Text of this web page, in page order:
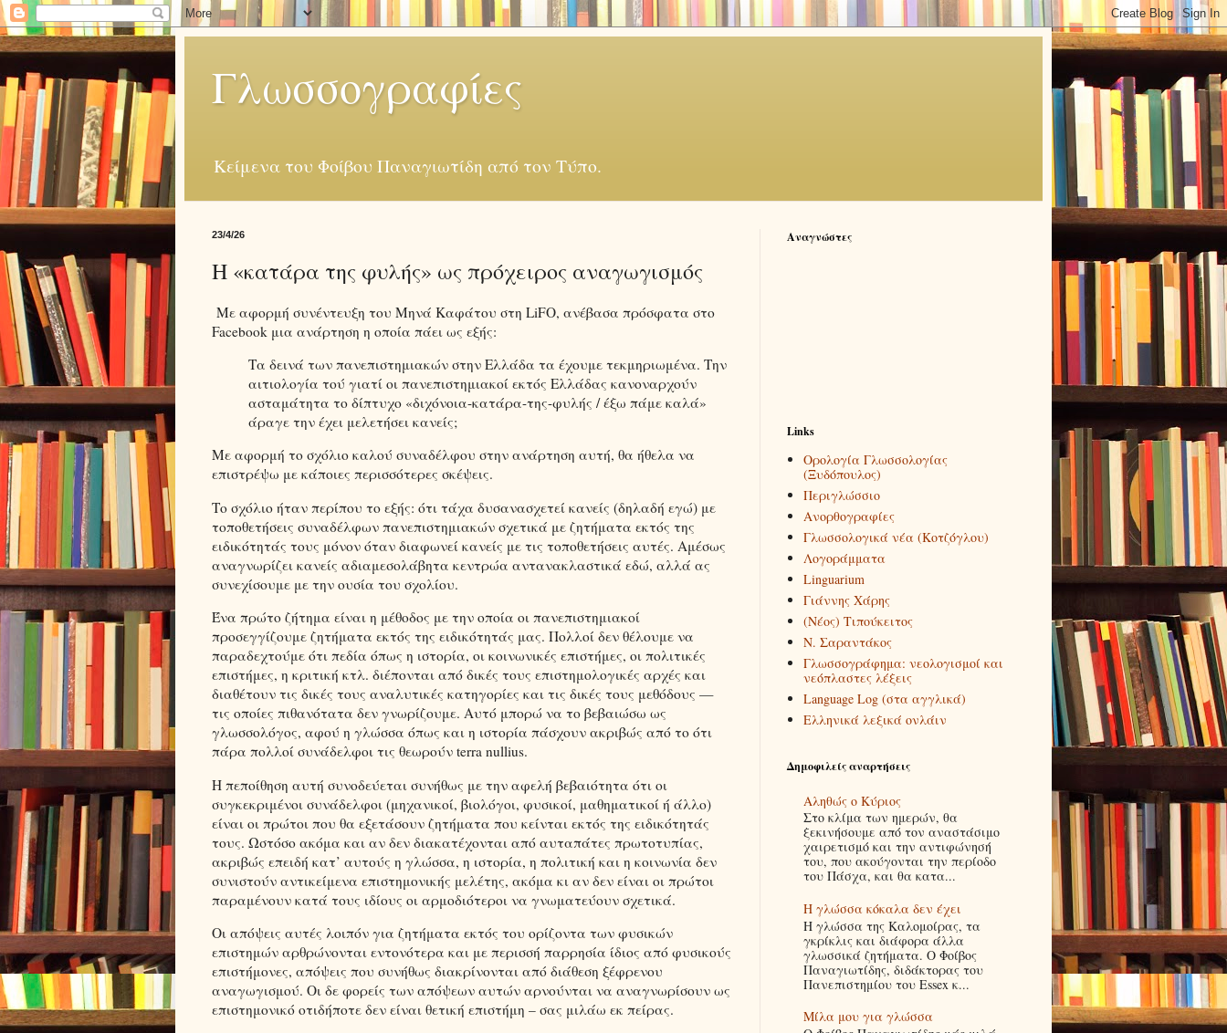
Γλωσσογραφίες
Κείμενα του Φοίβου Παναγιωτίδη από τον Τύπο.
23/4/26
Η «κατάρα της φυλής» ως πρόχειρος αναγωγισμός
Με αφορμή συνέντευξη του Μηνά Καφάτου στη LiFO, ανέβασα πρόσφατα στο
Facebook μια ανάρτηση η οποία πάει ως εξής:
Τα δεινά των πανεπιστημιακών στην Ελλάδα τα έχουμε τεκμηριωμένα. Την
αιτιολογία τού γιατί οι πανεπιστημιακοί εκτός Ελλάδας κανοναρχούν
ασταμάτητα το δίπτυχο «διχόνοια-κατάρα-της-φυλής / έξω πάμε καλά»
άραγε την έχει μελετήσει κανείς;
Με αφορμή το σχόλιο καλού συναδέλφου στην ανάρτηση αυτή, θα ήθελα να
επιστρέψω με κάποιες περισσότερες σκέψεις.
Το σχόλιο ήταν περίπου το εξής: ότι τάχα δυσανασχετεί κανείς (δηλαδή εγώ) με
τοποθετήσεις συναδέλφων πανεπιστημιακών σχετικά με ζητήματα εκτός της
ειδικότητάς τους μόνον όταν διαφωνεί κανείς με τις τοποθετήσεις αυτές. Αμέσως
αναγνωρίζει κανείς αδιαμεσολάβητα κεντρώα αντανακλαστικά εδώ, αλλά ας
συνεχίσουμε με την ουσία του σχολίου.
Ένα πρώτο ζήτημα είναι η μέθοδος με την οποία οι πανεπιστημιακοί
προσεγγίζουμε ζητήματα εκτός της ειδικότητάς μας. Πολλοί δεν θέλουμε να
παραδεχτούμε ότι πεδία όπως η ιστορία, οι κοινωνικές επιστήμες, οι πολιτικές
επιστήμες, η κριτική κτλ. διέπονται από δικές τους επιστημολογικές αρχές και
διαθέτουν τις δικές τους αναλυτικές κατηγορίες και τις δικές τους μεθόδους —
τις οποίες πιθανότατα δεν γνωρίζουμε. Αυτό μπορώ να το βεβαιώσω ως
γλωσσολόγος, αφού η γλώσσα όπως και η ιστορία πάσχουν ακριβώς από το ότι
πάρα πολλοί συνάδελφοι τις θεωρούν terra nullius.
Η πεποίθηση αυτή συνοδεύεται συνήθως με την αφελή βεβαιότητα ότι οι
συγκεκριμένοι συνάδελφοι (μηχανικοί, βιολόγοι, φυσικοί, μαθηματικοί ή άλλο)
είναι οι πρώτοι που θα εξετάσουν ζητήματα που κείνται εκτός της ειδικότητάς
τους. Ωστόσο ακόμα και αν δεν διακατέχονται από αυταπάτες πρωτοτυπίας,
ακριβώς επειδή κατ’ αυτούς η γλώσσα, η ιστορία, η πολιτική και η κοινωνία δεν
συνιστούν αντικείμενα επιστημονικής μελέτης, ακόμα κι αν δεν είναι οι πρώτοι
παραμένουν κατά τους ιδίους οι αρμοδιότεροι να γνωματεύουν σχετικά.
Οι απόψεις αυτές λοιπόν για ζητήματα εκτός του ορίζοντα των φυσικών
επιστημών αρθρώνονται εντονότερα και με περισσή παρρησία ίδιος από φυσικούς
επιστήμονες, απόψεις που συνήθως διακρίνονται από διάθεση ξέφρενου
αναγωγισμού. Οι δε φορείς των απόψεων αυτών αρνούνται να αναγνωρίσουν ως
επιστημονικό οτιδήποτε δεν είναι θετική επιστήμη – σας μιλάω εκ πείρας.
Αναγνώστες
Links
Ορολογία Γλωσσολογίας
(Ξυδόπουλος)
Περιγλώσσιο
Ανορθογραφίες
Γλωσσολογικά νέα (Κοτζόγλου)
Λογοράμματα
Linguarium
Γιάννης Χάρης
(Νέος) Τιπούκειτος
Ν. Σαραντάκος
Γλωσσογράφημα: νεολογισμοί και
νεόπλαστες λέξεις
Language Log (στα αγγλικά)
Ελληνικά λεξικά ονλάιν
Δημοφιλείς αναρτήσεις
Αληθώς ο Κύριος
Στο κλίμα των ημερών, θα
ξεκινήσουμε από τον αναστάσιμο
χαιρετισμό και την αντιφώνησή
του, που ακούγονται την περίοδο
του Πάσχα, και θα κατα...
Η γλώσσα κόκαλα δεν έχει
Η γλώσσα της Καλομοίρας, τα
γκρίκλις και διάφορα άλλα
γλωσσικά ζητήματα. Ο Φοίβος
Παναγιωτίδης, διδάκτορας του
Πανεπιστημίου του Essex κ...
Μίλα μου για γλώσσα